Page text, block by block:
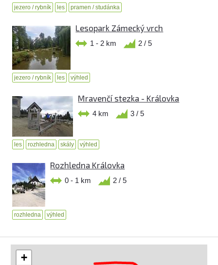
jezero / rybník les pramen / studánka
Lesopark Zámecký vrch
1 - 2 km 2 / 5
jezero / rybník les výhled
Mravenčí stezka - Královka
4 km 3 / 5
les rozhledna skály výhled
Rozhledna Královka
0 - 1 km 2 / 5
rozhledna výhled
+